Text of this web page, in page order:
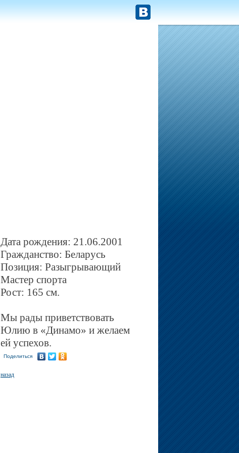
Дата рождения: 21.06.2001
Гражданство: Беларусь
Позиция: Разыгрывающий
Мастер спорта
Рост: 165 см.
Мы рады приветствовать
Юлию в «Динамо» и желаем
ей успехов.
Поделиться
назад